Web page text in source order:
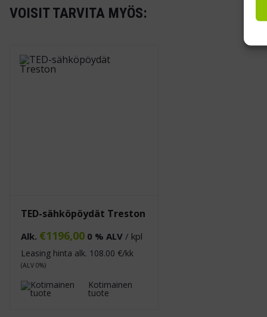
VOISIT TARVITA MYÖS:
TED-sähköpöydät Treston
Alk. €1196,00 0 % ALV / kpl
Leasing hinta alk. 108.00 €/kk
(ALV 0%)
Kotimainen
tuote